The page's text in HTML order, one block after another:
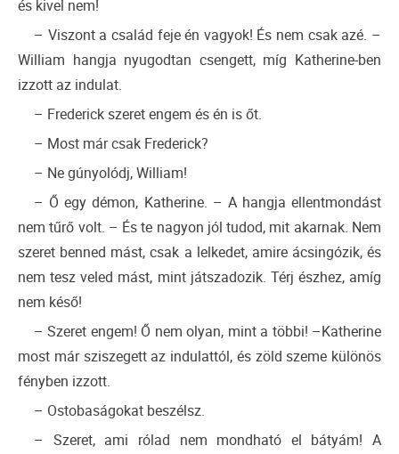
és kivel nem!
– Viszont a család feje én vagyok! És nem csak azé. –
William hangja nyugodtan csengett, míg Katherine-ben
izzott az indulat.
– Frederick szeret engem és én is őt.
– Most már csak Frederick?
– Ne gúnyolódj, William!
– Ő egy démon, Katherine. – A hangja ellentmondást
nem tűrő volt. – És te nagyon jól tudod, mit akarnak. Nem
szeret benned mást, csak a lelkedet, amire ácsingózik, és
nem tesz veled mást, mint játszadozik. Térj észhez, amíg
nem késő!
– Szeret engem! Ő nem olyan, mint a többi! –Katherine
most már sziszegett az indulattól, és zöld szeme különös
fényben izzott.
– Ostobaságokat beszélsz.
– Szeret, ami rólad nem mondható el bátyám! A